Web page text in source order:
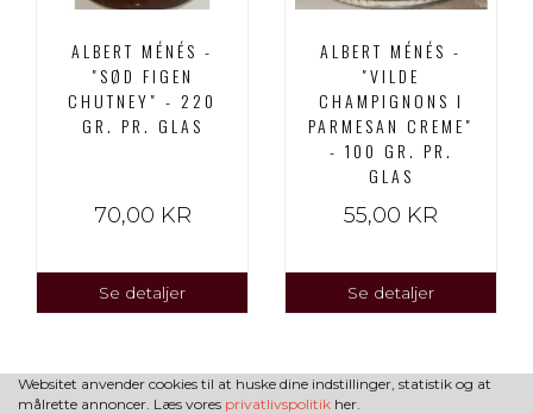
ALBERT MÉNÉS -
"SØD FIGEN
CHUTNEY" - 220
GR. PR. GLAS
70,00 KR
Se detaljer
ALBERT MÉNÉS -
"VILDE
CHAMPIGNONS I
PARMESAN CREME"
- 100 GR. PR.
GLAS
55,00 KR
Se detaljer
Websitet anvender cookies til at huske dine indstillinger, statistik og at
målrette annoncer. Læs vores privatlivspolitik her.